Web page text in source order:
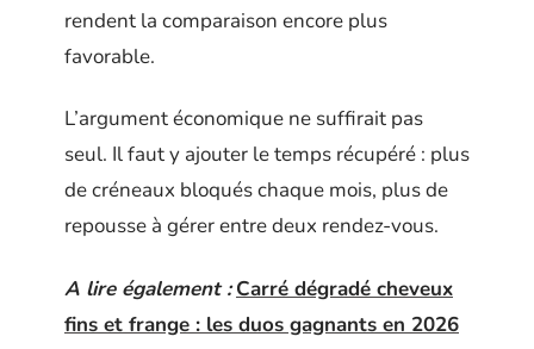
rendent la comparaison encore plus
favorable.
L’argument économique ne suffirait pas
seul. Il faut y ajouter le temps récupéré : plus
de créneaux bloqués chaque mois, plus de
repousse à gérer entre deux rendez-vous.
A lire également : Carré dégradé cheveux
fins et frange : les duos gagnants en 2026